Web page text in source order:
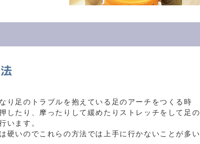
り足のトラブルを抱えている足のアーチをつくる時
したり、摩ったりして緩めたりストレッチをして足の
います。
硬いのでこれらの方法では上手に行かないことが多い